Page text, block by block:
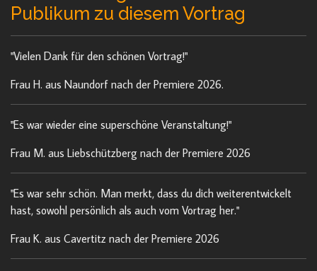
Publikum zu diesem Vortrag
"Vielen Dank für den schönen Vortrag!"
Frau H. aus Naundorf nach der Premiere 2026.
"Es war wieder eine superschöne Veranstaltung!"
Frau M. aus Liebschützberg nach der Premiere 2026
"Es war sehr schön. Man merkt, dass du dich weiterentwickelt
hast, sowohl persönlich als auch vom Vortrag her."
Frau K. aus Cavertitz nach der Premiere 2026